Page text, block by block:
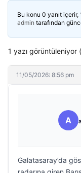
Bu konu 0 yanıt içerir,
admin tarafından
1 yazı görüntüleniyor
11/05/2026: 8:56 pm
A
Galatasaray’da